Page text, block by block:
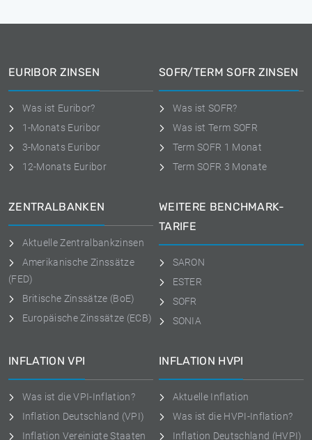
EURIBOR ZINSEN
Was ist Euribor?
1-Monats Euribor
3-Monats Euribor
12-Monats Euribor
SOFR/TERM SOFR ZINSEN
Was ist SOFR?
Was ist Term SOFR
Term SOFR 1 Monat
Term SOFR 3 Monate
ZENTRALBANKEN
Aktuelle Zentralbankzinsen
Amerikanische Zinssätze
(FED)
Britische Zinssätze (BoE)
Europäische Zinssätze (ECB)
WEITERE BENCHMARK-
TARIFE
SARON
ESTER
SOFR
SONIA
INFLATION VPI
Was ist die VPI-Inflation?
Inflation Deutschland (VPI)
Inflation Vereinigte Staaten
INFLATION HVPI
Aktuelle Inflation
Was ist die HVPI-Inflation?
Inflation Deutschland (HVPI)